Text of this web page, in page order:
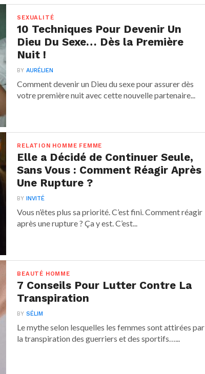
SEXUALITÉ
10 Techniques Pour Devenir Un
Dieu Du Sexe… Dès la Première
Nuit !
BYAURÉLIEN
Comment devenir un Dieu du sexe pour assurer dès
votre première nuit avec cette nouvelle partenaire...
RELATION HOMME FEMME
Elle a Décidé de Continuer Seule,
Sans Vous : Comment Réagir Après
Une Rupture ?
BYINVITÉ
Vous n’êtes plus sa priorité. C’est fini. Comment réagir
après une rupture ? Ça y est. C’est...
BEAUTÉ HOMME
7 Conseils Pour Lutter Contre La
Transpiration
BYSÉLIM
Le mythe selon lesquelles les femmes sont attirées par
la transpiration des guerriers et des sportifs…...